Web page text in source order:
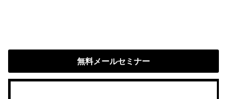
無料メールセミナー